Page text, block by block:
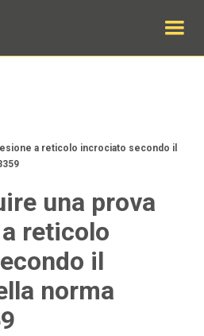
a reticolo incrociato secondo il
una prova
reticolo
il
norma